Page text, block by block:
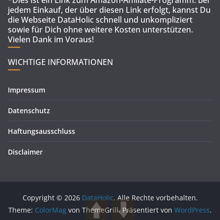
jedem Einkauf, der über diesen Link erfolgt, kannst Du
die Webseite DataHolic schnell und unkompliziert
sowie für Dich ohne weitere Kosten unterstützen.
Vielen Dank im Voraus!
WICHTIGE INFORMATIONEN
Impressum
Datenschutz
Haftungsausschluss
Disclaimer
Copyright © 2026 DataHolic. Alle Rechte vorbehalten.
Theme: ColorMag von ThemeGrill. Präsentiert von WordPress.